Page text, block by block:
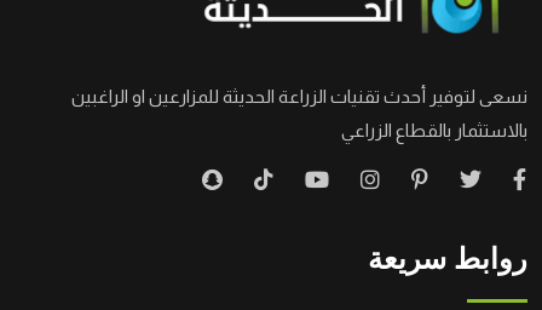
نسعى لتوفير أحدث تقنيات الزراعة الحديثة للمزارعين او الراغبين
بالاستثمار بالقطاع الزراعي
روابط سريعة